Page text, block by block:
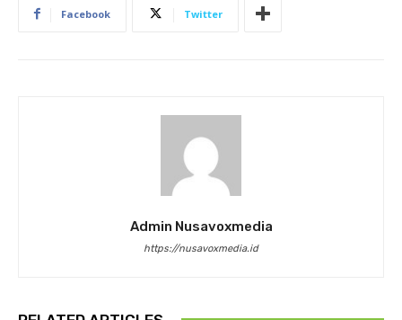
Facebook Twitter
Admin Nusavoxmedia
https://nusavoxmedia.id